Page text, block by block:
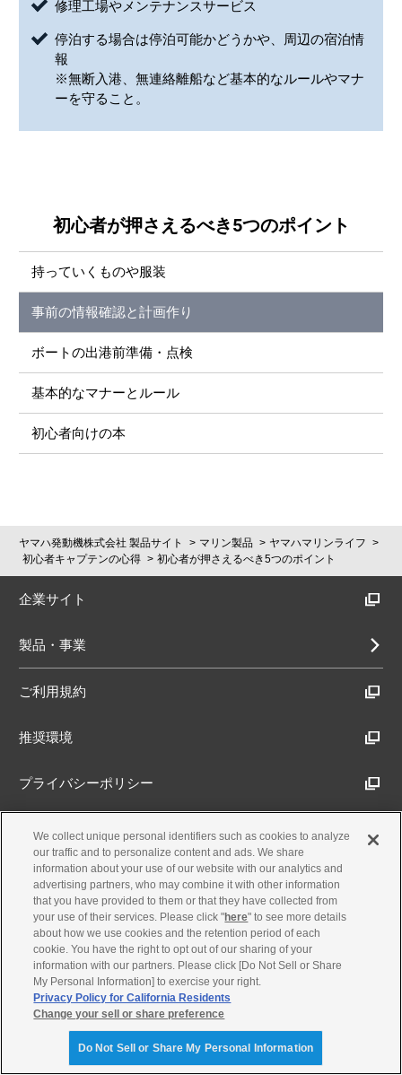
修理工場やメンテナンスサービス
停泊する場合は停泊可能かどうかや、周辺の宿泊情
報
※無断入港、無連絡離船など基本的なルールやマナ
ーを守ること。
初心者が押さえるべき5つのポイント
持っていくものや服装
事前の情報確認と計画作り
ボートの出港前準備・点検
基本的なマナーとルール
初心者向けの本
ヤマハ発動機株式会社 製品サイト マリン製品
ヤマハマリンライフ
初心者キャプテンの心得
初心者が押さえるべき5つのポイント
企業サイト
製品・事業
ご利用規約
推奨環境
プライバシーポリシー
Cookieポリシー
アクセシビリティ方針
古物営業法に基づく表示
製品・事業のお問合せ
© Yamaha Motor Co., Ltd.
We collect unique personal identifiers such as cookies to analyze
our traffic and to personalize content and ads. We share
information about your use of our website with our analytics and
advertising partners, who may combine it with other information
that you have provided to them or that they have collected from
your use of their services. Please click "here" to see more details
about how we use cookies and the retention period of each
cookie. You have the right to opt out of our sharing of your
information with our partners. Please click [Do Not Sell or Share
My Personal Information] to exercise your right.
Privacy Policy for California Residents
Change your sell or share preference
Do Not Sell or Share My Personal Information